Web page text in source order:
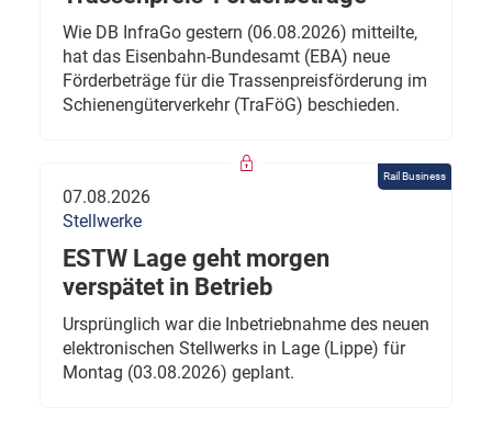
Wie DB InfraGo gestern (06.08.2026) mitteilte,
hat das Eisenbahn-Bundesamt (EBA) neue
Förderbeträge für die Trassenpreisförderung im
Schienengüterverkehr (TraFöG) beschieden.
Rail Business
07.08.2026
Stellwerke
ESTW Lage geht morgen
verspätet in Betrieb
Ursprünglich war die Inbetriebnahme des neuen
elektronischen Stellwerks in Lage (Lippe) für
Montag (03.08.2026) geplant.